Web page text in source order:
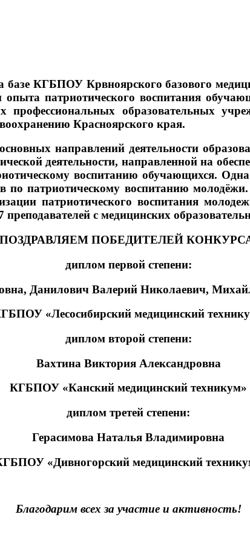
базе КГБПОУ Крвноярского базового
патриотического воспитания
образовательных
Красноярского края.
направлений деятельности
деятельности, направленной на
воспитанию обучающихся.
по патриотическому воспитанию
патриотического воспитания
с медицинских
ПОЗДРАВЛЯЕМ ПОБЕДИТЕЛЕЙ
диплом первой степени:
Данилович Валерий Николаевич,
«Лесосибирский медицинский
диплом второй степени:
Вахтина Виктория Александровна
КГБПОУ «Канский медицинский техникум»
диплом третей степени:
Герасимова Наталья Владимировна
«Дивногорский медицинский
Благодарим всех за участие и активность!